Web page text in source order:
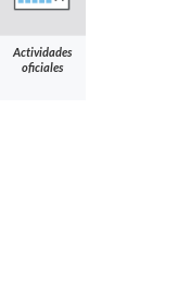
Actividades
oficiales